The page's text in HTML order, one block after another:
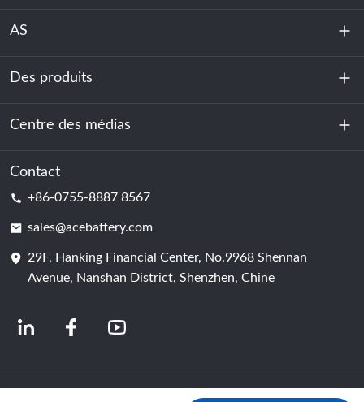
AS
À propos de nous
Durabilité
Des produits
Stockage d'énergie
Centre de données et salle des serveurs
Cellule de batterie
Centre des médias
Nouvelles
Contact
+86-0755-8887 8567
sales@acebattery.com
29F, Hanking Financial Center, No.9968 Shennan
Avenue, Nanshan District, Shenzhen, Chine
© 2024 Fabricants chinois de batteries lithium-ion | Usine et entreprise de